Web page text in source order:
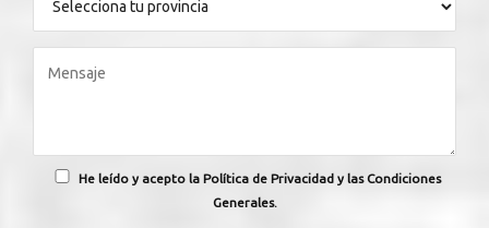
He leído y acepto la Política de Privacidad y las Condiciones
Generales.